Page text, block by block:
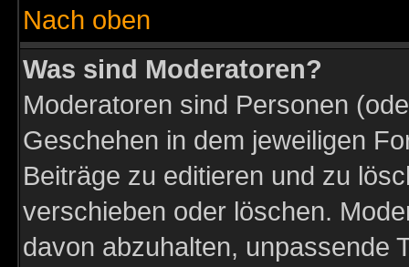
Nach oben
Was sind Moderatoren?
Moderatoren sind Personen
Geschehen in dem jeweiligen
Beiträge zu editieren und zu
verschieben oder löschen.
davon abzuhalten, unpassende